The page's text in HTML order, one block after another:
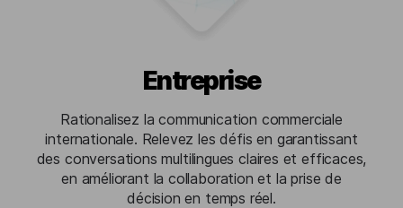
Entreprise
Rationalisez la communication commerciale
internationale. Relevez les défis en garantissant
des conversations multilingues claires et efficaces,
en améliorant la collaboration et la prise de
décision en temps réel.